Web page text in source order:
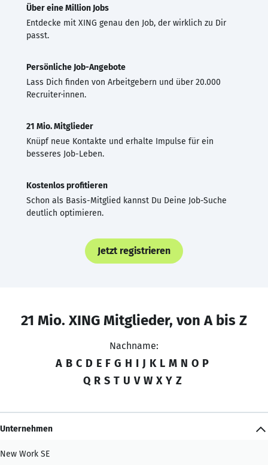
Über eine Million Jobs
Entdecke mit XING genau den Job, der wirklich zu Dir
passt.
Persönliche Job-Angebote
Lass Dich finden von Arbeitgebern und über 20.000
Recruiter·innen.
21 Mio. Mitglieder
Knüpf neue Kontakte und erhalte Impulse für ein
besseres Job-Leben.
Kostenlos profitieren
Schon als Basis-Mitglied kannst Du Deine Job-Suche
deutlich optimieren.
Jetzt registrieren
21 Mio. XING Mitglieder, von A bis Z
Nachname:
A B C D E F G H I J K L M N O P
Q R S T U V W X Y Z
Unternehmen
New Work SE